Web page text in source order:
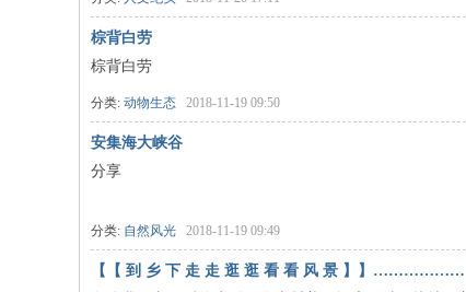
棕背白劳
棕背白劳
分类: 动物生态 2018-11-19 09:50
安集海大峡谷
分享
分类: 自然风光 2018-11-19 09:49
【【 到 乡 下 走 走 逛 逛 看 看 风 景 】】………………